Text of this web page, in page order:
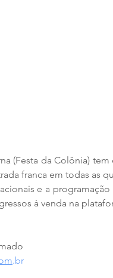
(Festa da Colônia)
franca em todas as
e a
à venda na
.br